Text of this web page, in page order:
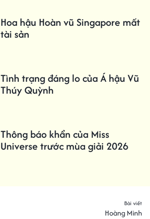
Hoa hậu Hoàn vũ Singapore mất
tài sản
Tình trạng đáng lo của Á hậu Vũ
Thúy Quỳnh
Thông báo khẩn của Miss
Universe trước mùa giải 2026
Bài viết
Hoàng Minh